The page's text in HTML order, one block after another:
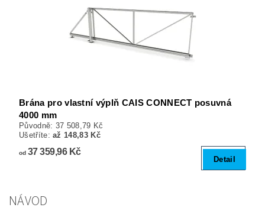
Brána pro vlastní výplň CAIS CONNECT posuvná
4000 mm
Původně: 37 508,79 Kč
Ušetříte:až 148,83 Kč
od37 359,96 Kč
Detail
NÁVOD